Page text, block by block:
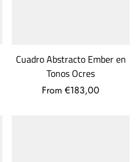
Cuadro Abstracto Ember en
Tonos Ocres
From €183,00